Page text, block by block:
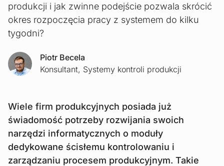
produkcji i jak zwinne podejście pozwala skrócić
okres rozpoczęcia pracy z systemem do kilku
tygodni?
Piotr Becela
Konsultant, Systemy kontroli produkcji
Wiele firm produkcyjnych posiada już
świadomość potrzeby rozwijania swoich
narzędzi informatycznych o moduły
dedykowane ścisłemu kontrolowaniu i
zarządzaniu procesem produkcyjnym. Takie